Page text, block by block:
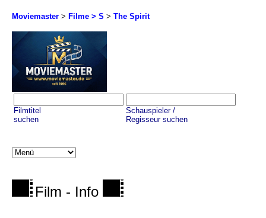
Moviemaster > Filme > S > The Spirit
Filmtitel
suchen
Schauspieler /
Regisseur suchen
Film - Info